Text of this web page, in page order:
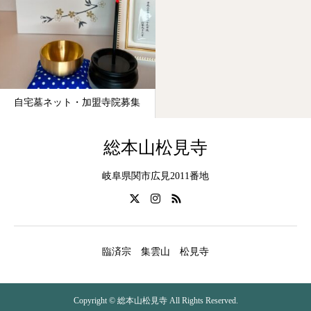
自宅墓ネット・加盟寺院募集
総本山松見寺
岐阜県関市広見2011番地
臨済宗 集雲山 松見寺
Copyright © 総本山松見寺 All Rights Reserved.